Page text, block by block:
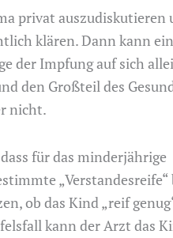
privat auszudiskutieren
klären. Dann kann
der Impfung auf sich
den Großteil des
nicht.
für das
ob das Kind „reif
kann der Arzt das